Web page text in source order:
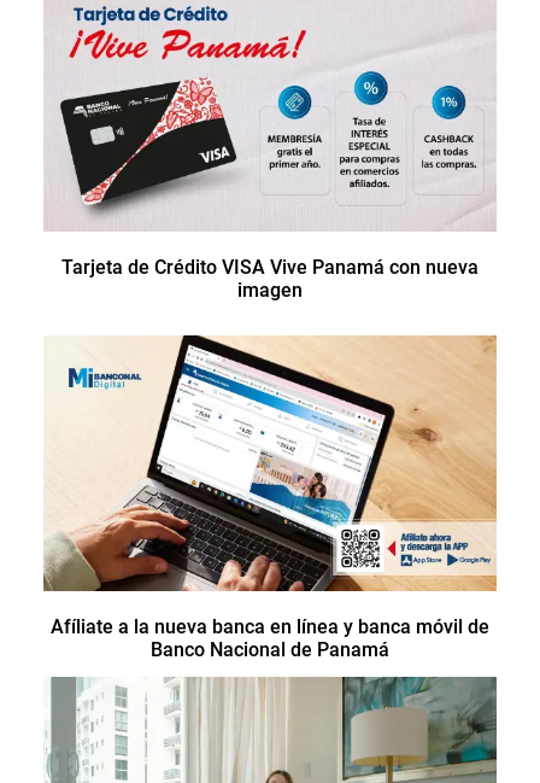
Tarjeta de Crédito VISA Vive Panamá con nueva
imagen
Afíliate a la nueva banca en línea y banca móvil de
Banco Nacional de Panamá